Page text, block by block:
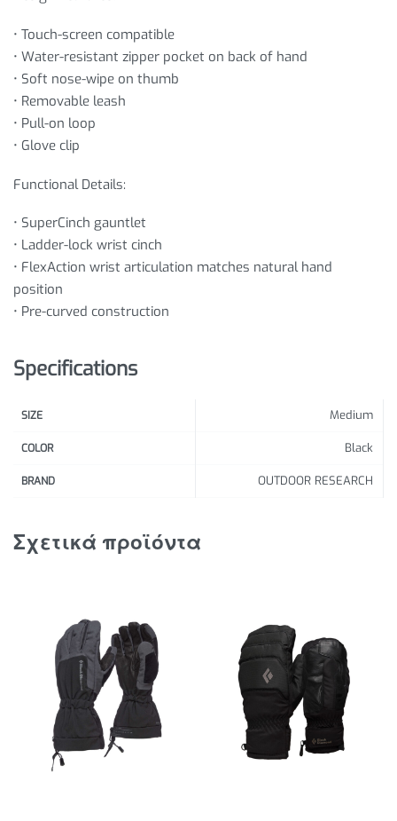
• Touch-screen compatible
• Water-resistant zipper pocket on back of hand
• Soft nose-wipe on thumb
• Removable leash
• Pull-on loop
• Glove clip
Functional Details:
• SuperCinch gauntlet
• Ladder-lock wrist cinch
• FlexAction wrist articulation matches natural hand
position
• Pre-curved construction
Specifications
SIZE Medium
COLOR Black
BRAND OUTDOOR RESEARCH
Σχετικά προϊόντα